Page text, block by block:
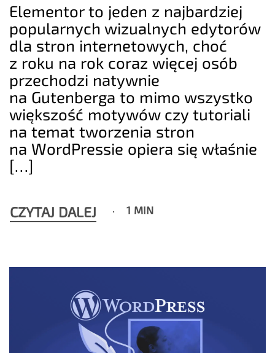
Elementor to jeden z najbardziej
popularnych wizualnych edytorów
dla stron internetowych, choć
z roku na rok coraz więcej osób
przechodzi natywnie
na Gutenberga to mimo wszystko
większość motywów czy tutoriali
na temat tworzenia stron
na WordPressie opiera się właśnie
[…]
CZYTAJ DALEJ 1 MIN